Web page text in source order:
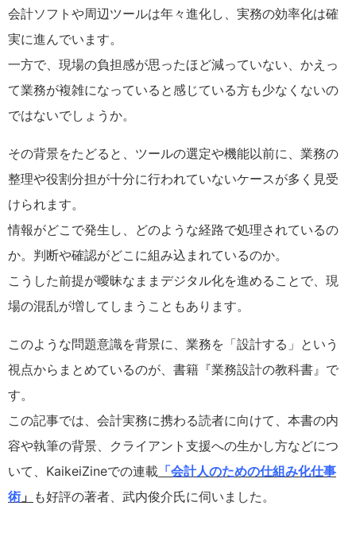
会計ソフトや周辺ツールは年々進化し、実務の効率化は確
実に進んでいます。
一方で、現場の負担感が思ったほど減っていない、かえっ
て業務が複雑になっていると感じている方も少なくないの
ではないでしょうか。
その背景をたどると、ツールの選定や機能以前に、業務の
整理や役割分担が十分に行われていないケースが多く見受
けられます。
情報がどこで発生し、どのような経路で処理されているの
か。判断や確認がどこに組み込まれているのか。
こうした前提が曖昧なままデジタル化を進めることで、現
場の混乱が増してしまうこともあります。
このような問題意識を背景に、業務を「設計する」という
視点からまとめているのが、書籍『業務設計の教科書』で
す。
この記事では、会計実務に携わる読者に向けて、本書の内
容や執筆の背景、クライアント支援への生かし方などにつ
いて、KaikeiZineでの連載 「会計人のための仕組み化仕事
術 」 も好評の著者、武内俊介氏に伺いました。